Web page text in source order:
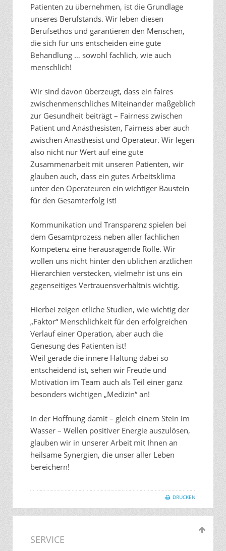
Patienten zu übernehmen, ist die Grundlage
unseres Berufstands. Wir leben diesen
Berufsethos und garantieren den Menschen,
die sich für uns entscheiden eine gute
Behandlung … sowohl fachlich, wie auch
menschlich!
Wir sind davon überzeugt, dass ein faires
zwischenmenschliches Miteinander maßgeblich
zur Gesundheit beiträgt – Fairness zwischen
Patient und Anästhesisten, Fairness aber auch
zwischen Anästhesist und Operateur. Wir legen
also nicht nur Wert auf eine gute
Zusammenarbeit mit unseren Patienten, wir
glauben auch, dass ein gutes Arbeitsklima
unter den Operateuren ein wichtiger Baustein
für den Gesamterfolg ist!
Kommunikation und Transparenz spielen bei
dem Gesamtprozess neben aller fachlichen
Kompetenz eine herausragende Rolle. Wir
wollen uns nicht hinter den üblichen ärztlichen
Hierarchien verstecken, vielmehr ist uns ein
gegenseitiges Vertrauensverhältnis wichtig.
Hierbei zeigen etliche Studien, wie wichtig der
„Faktor“ Menschlichkeit für den erfolgreichen
Verlauf einer Operation, aber auch die
Genesung des Patienten ist!
Weil gerade die innere Haltung dabei so
entscheidend ist, sehen wir Freude und
Motivation im Team auch als Teil einer ganz
besonders wichtigen „Medizin“ an!
In der Hoffnung damit – gleich einem Stein im
Wasser – Wellen positiver Energie auszulösen,
glauben wir in unserer Arbeit mit Ihnen an
heilsame Synergien, die unser aller Leben
bereichern!
DRUCKEN
SERVICE